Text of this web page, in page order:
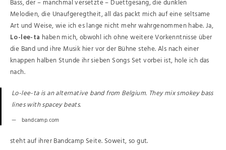
Bass, der – manchmal versetzte – Duettgesang, die dunklen
Melodien, die Unaufgeregtheit, all das packt mich auf eine seltsame
Art und Weise, wie ich es lange nicht mehr wahrgenommen habe. Ja,
Lo-lee-ta haben mich, obwohl ich ohne weitere Vorkenntnisse über
die Band und ihre Musik hier vor der Bühne stehe. Als nach einer
knappen halben Stunde ihr sieben Songs Set vorbei ist, hole ich das
nach.
Lo-lee-ta is an alternative band from Belgium. They mix smokey bass
lines with spacey beats.
bandcamp.com
steht auf ihrer Bandcamp Seite. Soweit, so gut.